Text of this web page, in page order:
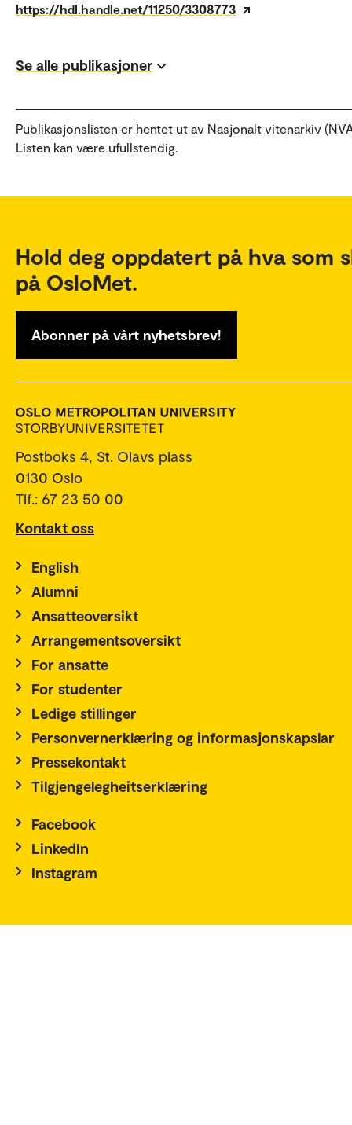
https://hdl.handle.net/11250/3308773
Se alle publikasjoner
Publikasjonslisten er hentet ut av Nasjonalt vitenarkiv
Listen kan være ufullstendig.
Hold deg oppdatert på hva som
på OsloMet.
Abonner på vårt nyhetsbrev!
Postboks 4, St. Olavs plass
0130 Oslo
Tlf.: 67 23 50 00
Kontakt oss
English
Alumni
Ansatteoversikt
Arrangementsoversikt
For ansatte
For studenter
Ledige stillinger
Personvernerklæring og informasjonskapslar
Pressekontakt
Tilgjengelegheitserklæring
Facebook
LinkedIn
Instagram